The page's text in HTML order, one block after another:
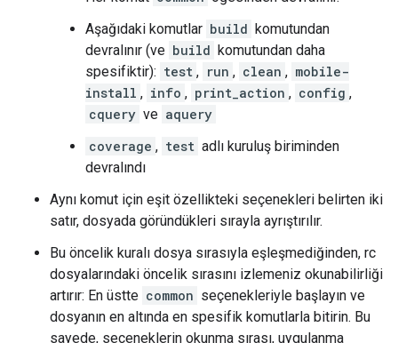
Aşağıdaki komutlar build komutundan
devralınır (ve build komutundan daha
spesifiktir): test , run , clean , mobile-
install , info , print_action , config ,
cquery ve aquery
coverage , test adlı kuruluş biriminden
devralındı
Aynı komut için eşit özellikteki seçenekleri belirten iki
satır, dosyada göründükleri sırayla ayrıştırılır.
Bu öncelik kuralı dosya sırasıyla eşleşmediğinden, rc
dosyalarındaki öncelik sırasını izlemeniz okunabilirliği
artırır: En üstte common seçenekleriyle başlayın ve
dosyanın en altında en spesifik komutlarla bitirin. Bu
sayede, seçeneklerin okunma sırası, uygulanma